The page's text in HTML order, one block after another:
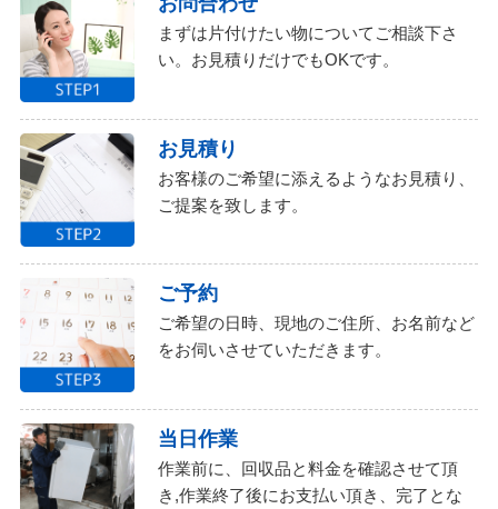
まずは片付けたい物についてご相談下さ
い。お見積りだけでもOKです。
お見積り
お客様のご希望に添えるようなお見積り、
ご提案を致します。
ご予約
ご希望の日時、現地のご住所、お名前など
をお伺いさせていただきます。
当日作業
作業前に、回収品と料金を確認させて頂
き,作業終了後にお支払い頂き、完了とな